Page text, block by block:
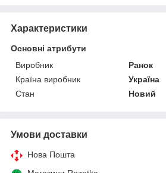
Характеристики
Основні атрибути
Виробник
Ранок
Країна виробник
Україна
Стан
Новий
Умови доставки
Нова Пошта